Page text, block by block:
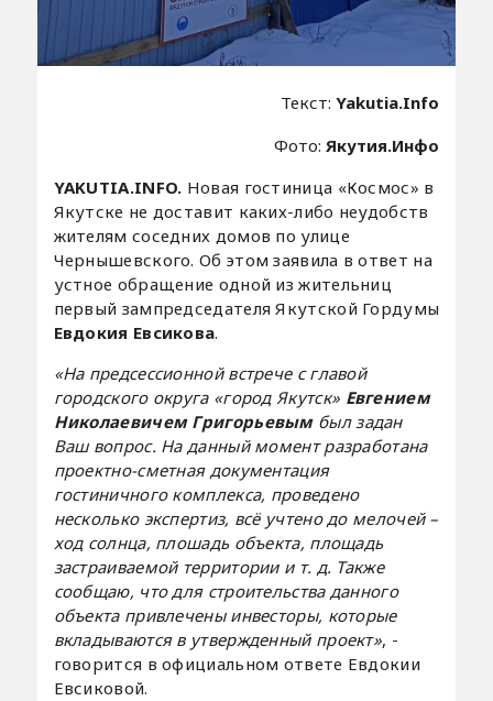
Текст:Yakutia.Info
Фото:Якутия.Инфо
YAKUTIA.INFO. Новая гостиница «Космос» в
Якутске не доставит каких-либо неудобств
жителям соседних домов по улице
Чернышевского. Об этом заявила в ответ на
устное обращение одной из жительниц
первый зампредседателя Якутской Гордумы
Евдокия Евсикова.
«На предсессионной встрече с главой
городского округа «город Якутск» Евгением
Николаевичем Григорьевымбыл задан
Ваш вопрос. На данный момент разработана
проектно-сметная документация
гостиничного комплекса, проведено
несколько экспертиз, всё учтено до мелочей –
ход солнца, плошадь объекта, площадь
застраиваемой территории и т. д. Также
сообщаю, что для строительства данного
объекта привлечены инвесторы, которые
вкладываются в утвержденный проект», -
говорится в официальном ответе Евдокии
Евсиковой.